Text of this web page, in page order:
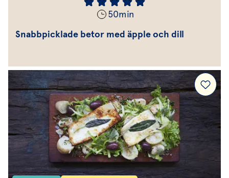
50min
Snabbpicklade betor med äpple och dill